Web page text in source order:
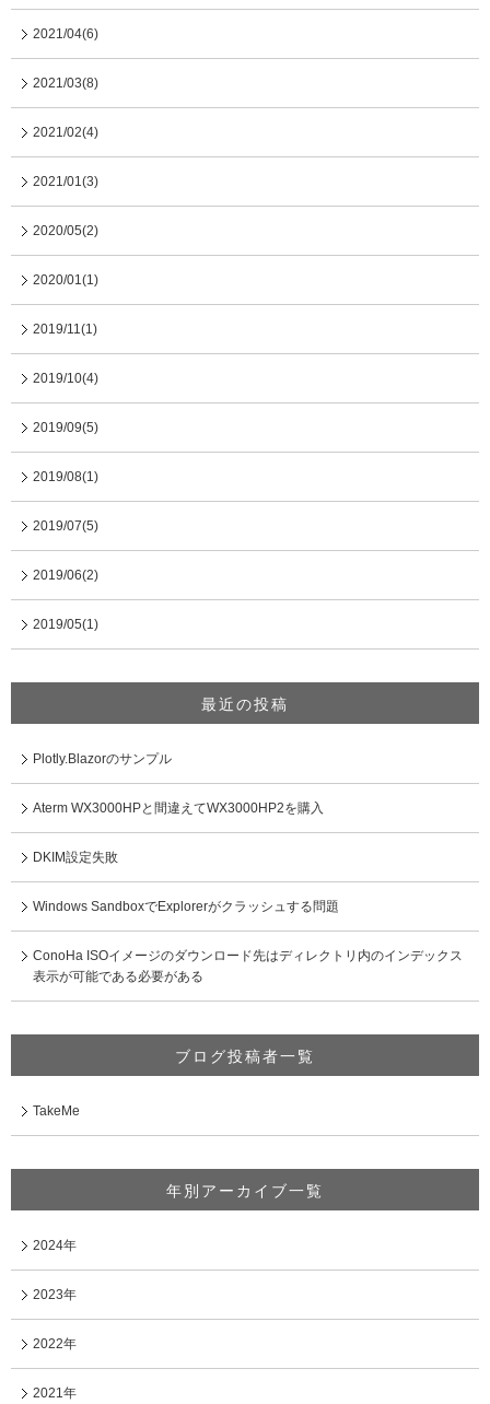
2021/04(6)
2021/03(8)
2021/02(4)
2021/01(3)
2020/05(2)
2020/01(1)
2019/11(1)
2019/10(4)
2019/09(5)
2019/08(1)
2019/07(5)
2019/06(2)
2019/05(1)
最近の投稿
Plotly.Blazorのサンプル
Aterm WX3000HPと間違えてWX3000HP2を購入
DKIM設定失敗
Windows SandboxでExplorerがクラッシュする問題
ConoHa ISOイメージのダウンロード先はディレクトリ内のインデックス
表示が可能である必要がある
ブログ投稿者一覧
TakeMe
年別アーカイブ一覧
2024年
2023年
2022年
2021年